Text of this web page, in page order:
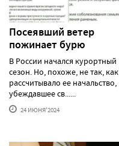
Посеявший ветер
пожинает бурю
В России начался курортный
сезон. Но, похоже, не так, как
рассчитывало ее начальство,
убеждавшее св......
24 ИЮНЯ'2024